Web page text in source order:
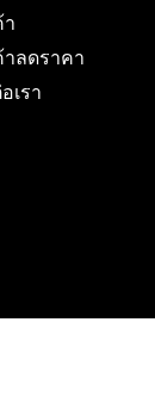
ลดราคา
เรา